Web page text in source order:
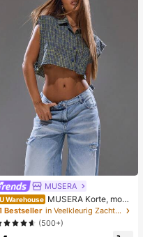
MUSERA
Warehouse MUSERA Korte, mou
blouse met knoopjes en ruitj
streetwear, Y2K, coole
stad, terug naar school, elega
Bestseller
in Veelkleurig Zachte kantoorblouses
(500+)